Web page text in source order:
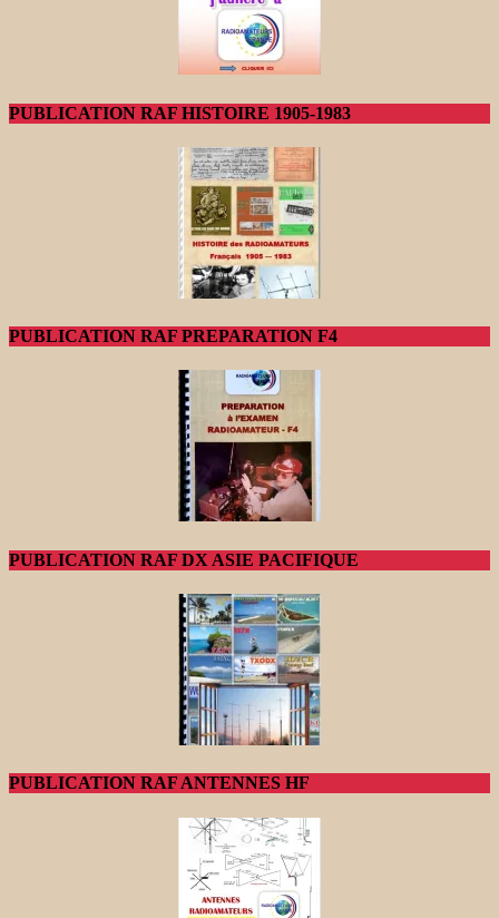
PUBLICATION RAF HISTOIRE 1905-1983
PUBLICATION RAF PREPARATION F4
PUBLICATION RAF DX ASIE PACIFIQUE
PUBLICATION RAF ANTENNES HF